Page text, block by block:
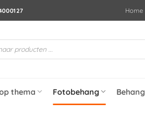
Home
thema Fotobehang